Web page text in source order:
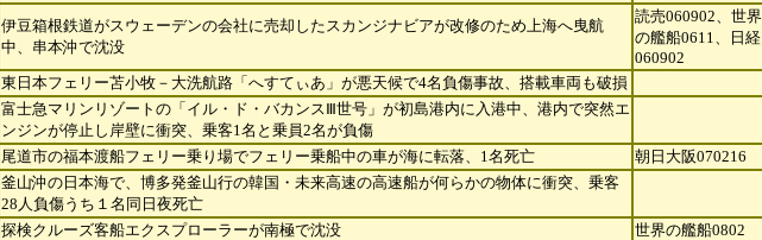
伊豆箱根鉄道がスウェーデンの会社に売却したスカンジナビアが改修のため上海へ曳航
中、串本沖で沈没
読売060902、世界
の艦船0611、日経
060902
東日本フェリー苫小牧－大洗航路「へすてぃあ」が悪天候で4名負傷事故、搭載車両も破損
富士急マリンリゾートの「イル・ド・バカンスⅢ世号」が初島港内に入港中、港内で突然エ
ンジンが停止し岸壁に衝突、乗客1名と乗員2名が負傷
尾道市の福本渡船フェリー乗り場でフェリー乗船中の車が海に転落、1名死亡 朝日大阪070216
釜山沖の日本海で、博多発釜山行の韓国・未来高速の高速船が何らかの物体に衝突、 乗客
28人負傷うち１名同日夜死亡
探検クルーズ客船エクスプローラーが南極で沈没
世界の艦船0802